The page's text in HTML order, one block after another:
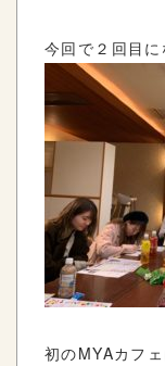
今回で２回目に
初のMYAカフ